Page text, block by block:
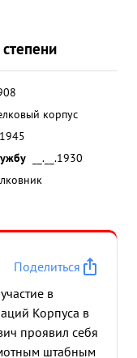
корпус
__.__.1930
Поделиться
в
Корпуса в
проявил себя
штабным